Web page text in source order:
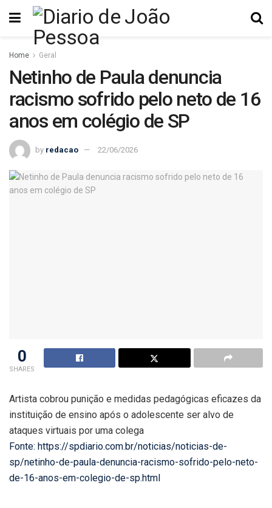
Home Geral
Netinho de Paula denuncia
racismo sofrido pelo neto de 16
anos em colégio de SP
by redacao 22/06/2026
0
SHARES
Artista cobrou punição e medidas pedagógicas eficazes da
instituição de ensino após o adolescente ser alvo de
ataques virtuais por uma colega
Fonte: https://spdiario.com.br/noticias/noticias-de-
sp/netinho-de-paula-denuncia-racismo-sofrido-pelo-neto-
de-16-anos-em-colegio-de-sp.html